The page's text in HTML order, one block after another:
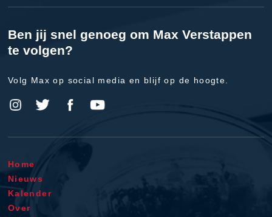
Ben jij snel genoeg om Max Verstappen
te volgen?
Volg Max op social media en blijf op de hoogte.
Home
Nieuws
Kalender
Over